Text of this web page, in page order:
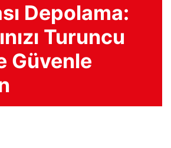
Depolama:
Turuncu
Güvenle